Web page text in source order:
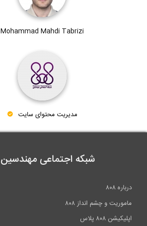
Mohammad Mahdi Tabrizi
مدیریت محتوای سایت
شبکه اجتماعی مهندسین 808
درباره ۸۰۸
ماموریت و چشم انداز ۸۰۸
اپلیکیشن ۸۰۸ پلاس